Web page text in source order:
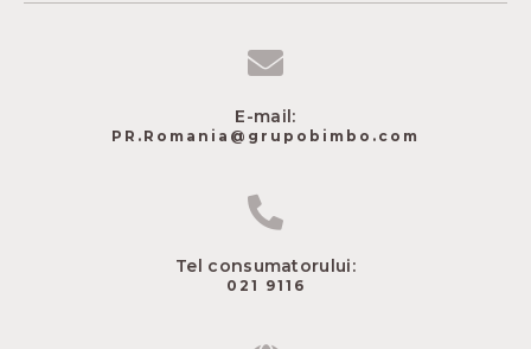
E-mail:
PR.Romania@grupobimbo.com
Tel consumatorului:
021 9116